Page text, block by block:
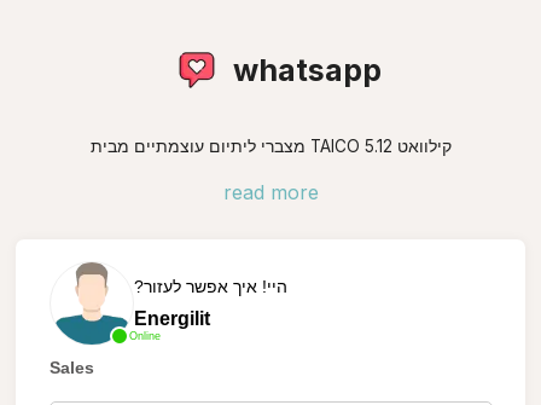
whatsapp
מצברי ליתיום עוצמתיים מבית TAICO 5.12 קילוואט
read more
Online
?היי! איך אפשר לעזור
Energilit
Sales